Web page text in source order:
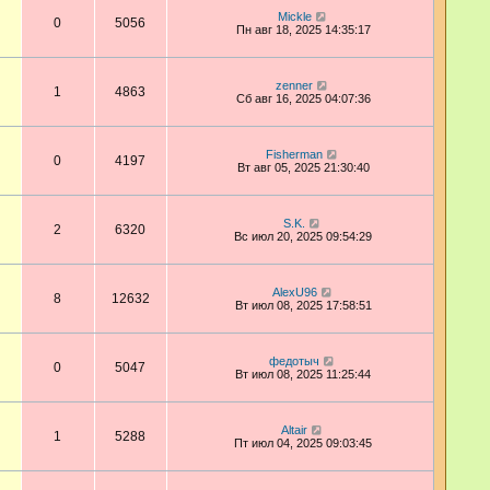
0 5056
Mickle
Пн авг 18, 2025 14:35:17
1 4863
zenner
Сб авг 16, 2025 04:07:36
0 4197
Fisherman
Вт авг 05, 2025 21:30:40
2 6320
S.K.
Вс июл 20, 2025 09:54:29
8 12632
AlexU96
Вт июл 08, 2025 17:58:51
0 5047
федотыч
Вт июл 08, 2025 11:25:44
1 5288
Altair
Пт июл 04, 2025 09:03:45